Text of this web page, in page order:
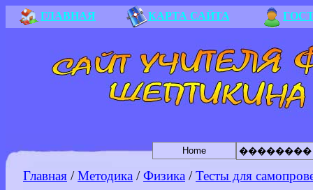
ГЛАВНАЯ КАРТА САЙТА
Home ��������
Главная /Методика /Физика /Тесты для